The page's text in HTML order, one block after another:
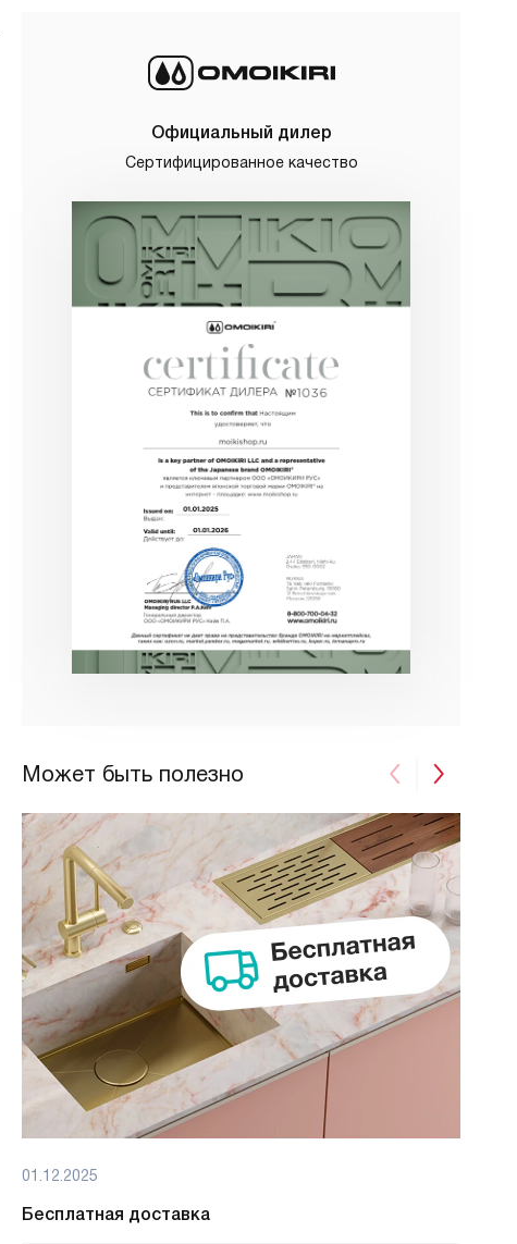
Официальный дилер
Сертифицированное качество
Может быть полезно
01.12.2025
Бесплатная доставка